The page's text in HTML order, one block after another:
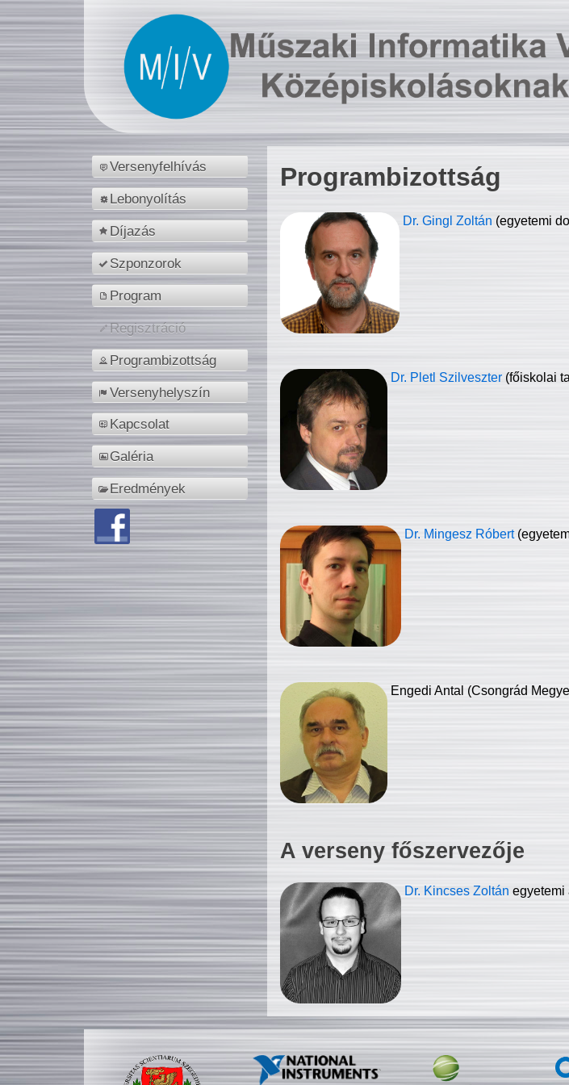
Versenyfelhívás
Lebonyolítás
Díjazás
Szponzorok
Program
Regisztráció
Programbizottság
Versenyhelyszín
Kapcsolat
Galéria
Eredmények
Programbizottság
Dr. Gingl Zoltán (egyetemi
Dr. Pletl Szilveszter (főiskolai
Dr. Mingesz Róbert
Engedi Antal (Csongrád
A verseny főszervezője
Dr. Kincses Zoltán egyetemi